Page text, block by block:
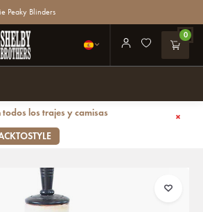
Peaky Blinders
0
todos los trajes y camisas
3 piezas | Vino tinto | Lana estambre | Ligero y